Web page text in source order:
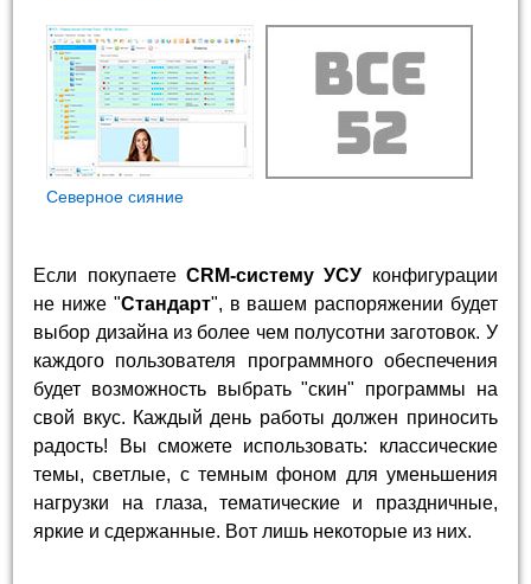
Северное сияние
Если покупаете CRM-систему УСУ конфигурации
не ниже "Стандарт", в вашем распоряжении будет
выбор дизайна из более чем полусотни заготовок. У
каждого пользователя программного обеспечения
будет возможность выбрать "скин" программы на
свой вкус. Каждый день работы должен приносить
радость! Вы сможете использовать: классические
темы, светлые, с темным фоном для уменьшения
нагрузки на глаза, тематические и праздничные,
яркие и сдержанные. Вот лишь некоторые из них.